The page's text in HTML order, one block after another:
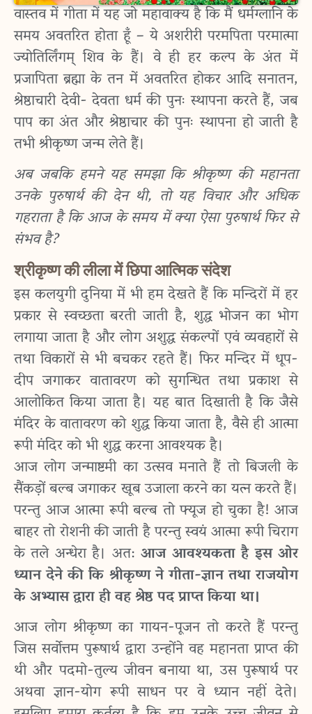
वास्तव में गीता में यह जो महावाक्य है कि मैं धर्मग्लानि के
समय अवतरित होता हूँ – ये अशरीरी परमपिता परमात्मा
ज्योतिर्लिंगम् शिव के हैं। वे ही हर कल्प के अंत में
प्रजापिता ब्रह्मा के तन में अवतरित होकर आदि सनातन,
श्रेष्ठाचारी देवी- देवता धर्म की पुनः स्थापना करते हैं, जब
पाप का अंत और श्रेष्ठाचार की पुनः स्थापना हो जाती है
तभी श्रीकृष्ण जन्म लेते हैं।
अब जबकि हमने यह समझा कि श्रीकृष्ण की महानता
उनके पुरुषार्थ की देन थी, तो यह विचार और अधिक
गहराता है कि आज के समय में क्या ऐसा पुरुषार्थ फिर से
संभव है?
श्रीकृष्ण की लीला में छिपा आत्मिक संदेश
इस कलयुगी दुनिया में भी हम देखते हैं कि मन्दिरों में हर
प्रकार से स्वच्छता बरती जाती है, शुद्ध भोजन का भोग
लगाया जाता है और लोग अशुद्ध संकल्पों एवं व्यवहारों से
तथा विकारों से भी बचकर रहते हैं। फिर मन्दिर में धूप-
दीप जगाकर वातावरण को सुगन्धित तथा प्रकाश से
आलोकित किया जाता है। यह बात दिखाती है कि जैसे
मंदिर के वातावरण को शुद्ध किया जाता है, वैसे ही आत्मा
रूपी मंदिर को भी शुद्ध करना आवश्यक है।
आज लोग जन्माष्टमी का उत्सव मनाते हैं तो बिजली के
सैंकड़ों बल्ब जगाकर खूब उजाला करने का यत्न करते हैं।
परन्तु आज आत्मा रूपी बल्ब तो फ्यूज हो चुका है! आज
बाहर तो रोशनी की जाती है परन्तु स्वयं आत्मा रूपी चिराग
के तले अन्धेरा है। अत:आज आवश्यकता है इस ओर
ध्यान देने की कि श्रीकृष्ण ने गीता-ज्ञान तथा राजयोग
के अभ्यास द्वारा ही वह श्रेष्ठ पद प्राप्त किया था।
आज लोग श्रीकृष्ण का गायन-पूजन तो करते हैं परन्तु
जिस सर्वोत्तम पुरूषार्थ द्वारा उन्होंने वह महानता प्राप्त की
थी और पदमो-तुल्य जीवन बनाया था, उस पुरूषार्थ पर
अथवा ज्ञान-योग रूपी साधन पर वे ध्यान नहीं देते।